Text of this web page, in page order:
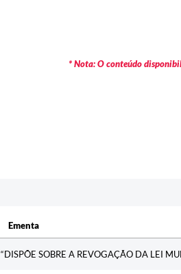
* Nota: O conteúdo
Ementa
“DISPÕE SOBRE A REVOGAÇÃO DA LEI